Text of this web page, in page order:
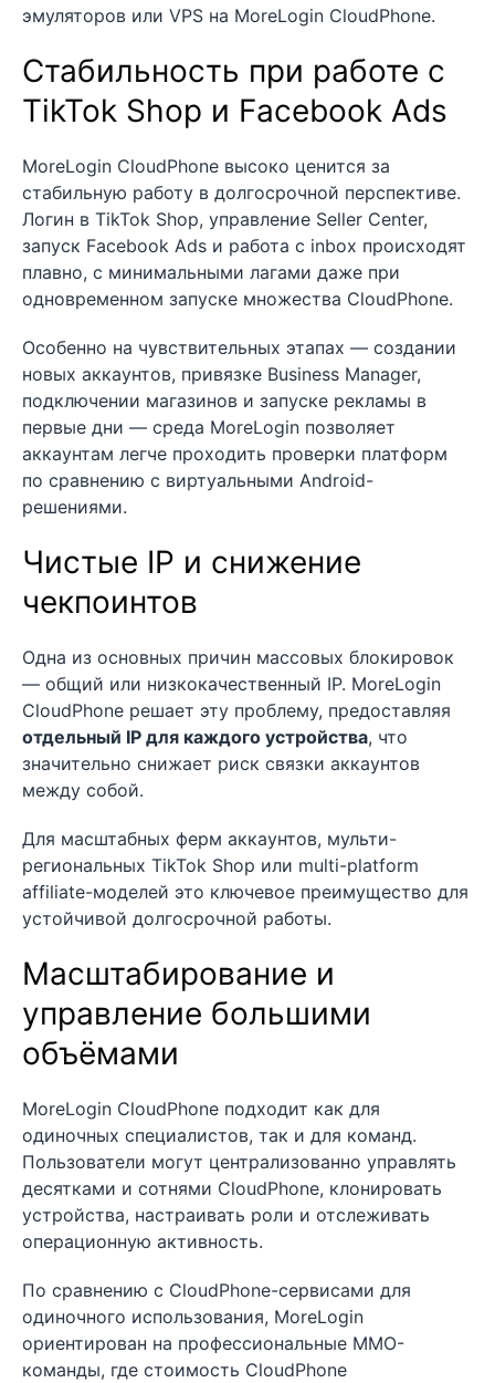
эмуляторов или VPS на MoreLogin CloudPhone.
Стабильность при работе с
TikTok Shop и Facebook Ads
MoreLogin CloudPhone высоко ценится за
стабильную работу в долгосрочной перспективе.
Логин в TikTok Shop, управление Seller Center,
запуск Facebook Ads и работа с inbox происходят
плавно, с минимальными лагами даже при
одновременном запуске множества CloudPhone.
Особенно на чувствительных этапах — создании
новых аккаунтов, привязке Business Manager,
подключении магазинов и запуске рекламы в
первые дни — среда MoreLogin позволяет
аккаунтам легче проходить проверки платформ
по сравнению с виртуальными Android-
решениями.
Чистые IP и снижение
чекпоинтов
Одна из основных причин массовых блокировок
— общий или низкокачественный IP. MoreLogin
CloudPhone решает эту проблему, предоставляя
отдельный IP для каждого устройства, что
значительно снижает риск связки аккаунтов
между собой.
Для масштабных ферм аккаунтов, мульти-
региональных TikTok Shop или multi-platform
affiliate-моделей это ключевое преимущество для
устойчивой долгосрочной работы.
Масштабирование и
управление большими
объёмами
MoreLogin CloudPhone подходит как для
одиночных специалистов, так и для команд.
Пользователи могут централизованно управлять
десятками и сотнями CloudPhone, клонировать
устройства, настраивать роли и отслеживать
операционную активность.
По сравнению с CloudPhone-сервисами для
одиночного использования, MoreLogin
ориентирован на профессиональные MMO-
команды, где стоимость CloudPhone